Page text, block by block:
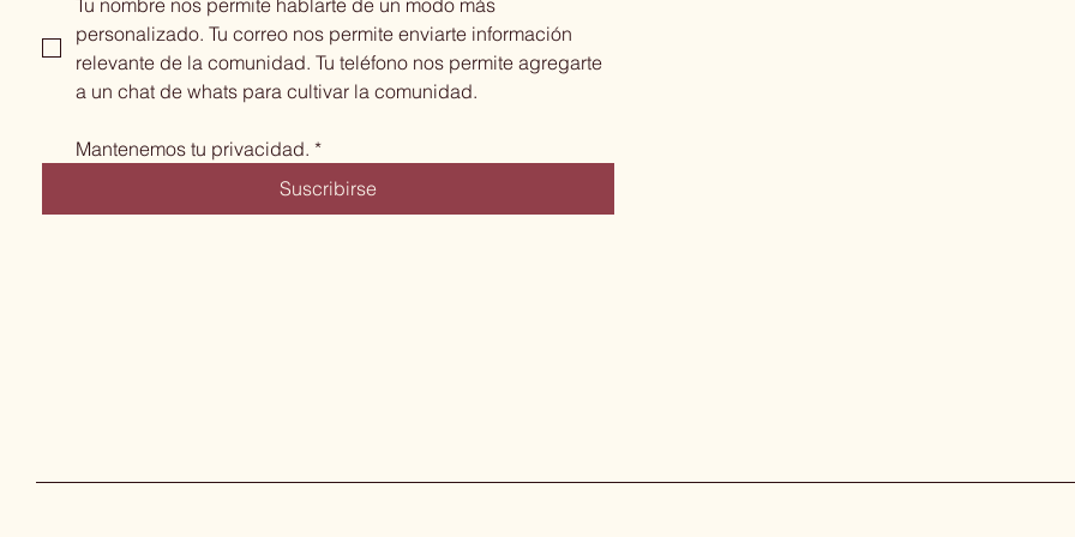
Tu nombre nos permite hablarte de un modo más
personalizado. Tu correo nos permite enviarte información
relevante de la comunidad. Tu teléfono nos permite agregarte
a un chat de whats para cultivar la comunidad.
Mantenemos tu privacidad. *
Suscribirse